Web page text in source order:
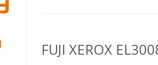
FUJI XEROX